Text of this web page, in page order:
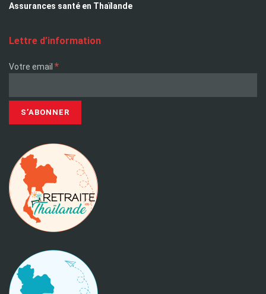
Assurances santé en Thaïlande
Lettre d’information
Votre email *